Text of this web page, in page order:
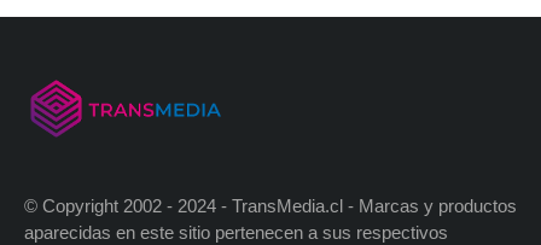
© Copyright 2002 - 2024 - TransMedia.cl - Marcas y productos
aparecidas en este sitio pertenecen a sus respectivos